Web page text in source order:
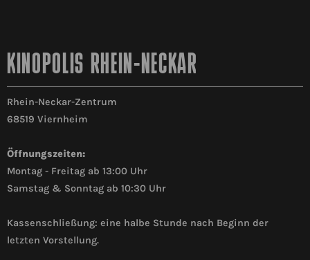
KINOPOLIS RHEIN-NECKAR
Rhein-Neckar-Zentrum
68519 Viernheim
Öffnungszeiten:
Montag - Freitag ab 13:00 Uhr
Samstag & Sonntag ab 10:30 Uhr
Kassenschließung: eine halbe Stunde nach Beginn der
letzten Vorstellung.